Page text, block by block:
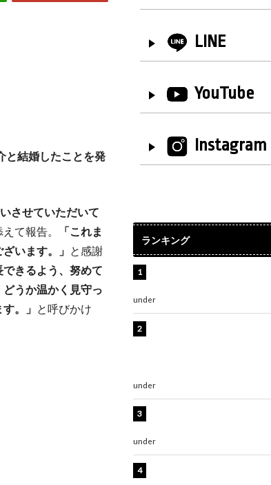
と結婚したことを発
させていただいて
て報告。
「これま
います。」 と感謝
きるよう、努めて
どうか温かく見守っ
。」 と呼びかけ
LINE
YouTube
Instagram
ランキング
under
under
under